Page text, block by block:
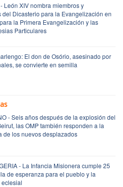
León XIV nombra miembros y
del Dicasterio para la Evangelización en
la Primera Evangelización y las
Particulares
El don de Osório, asesinado por
se convierte en semilla
- Seis años después de la explosión del
las OMP también responden a la
de los nuevos desplazados
- La Infancia Misionera cumple 25
de esperanza para el pueblo y la